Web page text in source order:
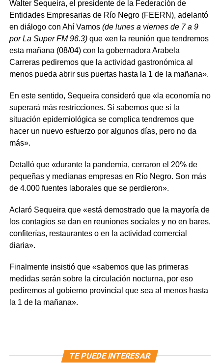
Walter Sequeira, el presidente de la Federación de
Entidades Empresarias de Río Negro (FEERN), adelantó
en diálogo con Ahí Vamos (de lunes a viernes de 7 a 9
por La Super FM 96.3)que «en la reunión que tendremos
esta mañana (08/04) con la gobernadora Arabela
Carreras pediremos que la actividad gastronómica al
menos pueda abrir sus puertas hasta la 1 de la mañana».
En este sentido, Sequeira consideró que «la economía no
superará más restricciones. Si sabemos que si la
situación epidemiológica se complica tendremos que
hacer un nuevo esfuerzo por algunos días, pero no da
más».
Detalló que «durante la pandemia, cerraron el 20% de
pequeñas y medianas empresas en Río Negro. Son más
de 4.000 fuentes laborales que se perdieron».
Aclaró Sequeira que «está demostrado que la mayoría de
los contagios se dan en reuniones sociales y no en bares,
confiterías, restaurantes o en la actividad comercial
diaria».
Finalmente insistió que «sabemos que las primeras
medidas serán sobre la circulación nocturna, por eso
pediremos al gobierno provincial que sea al menos hasta
la 1 de la mañana».
TE PUEDE INTERESAR